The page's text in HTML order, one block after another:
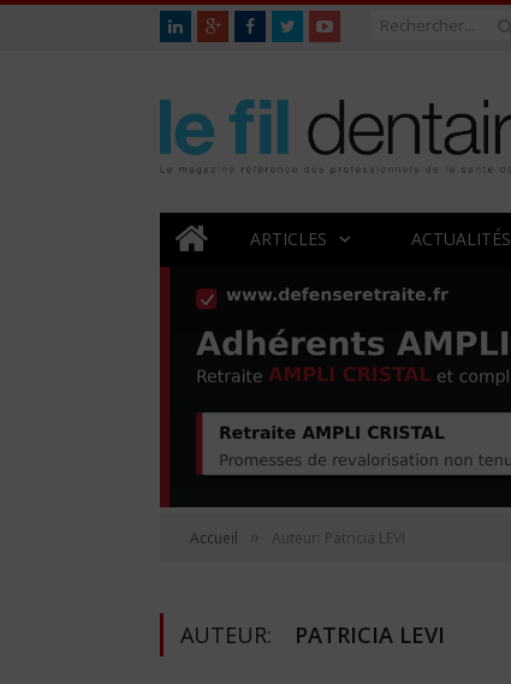
ARTICLES ACTUALITÉS
Accueil » Auteur: Patricia LEVI
AUTEUR: PATRICIA LEVI